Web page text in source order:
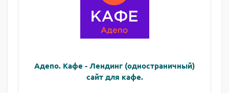
Адепо. Кафе - Лендинг (одностраничный)
сайт для кафе.